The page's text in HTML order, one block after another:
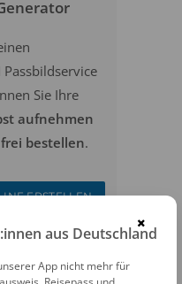
Sie Ihre
aufnehmen
bestellen.
ERSTELLEN
×
aus Deutschland
App nicht mehr für